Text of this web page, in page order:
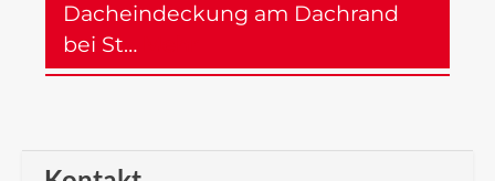
Dacheindeckung am Dachrand
bei St…